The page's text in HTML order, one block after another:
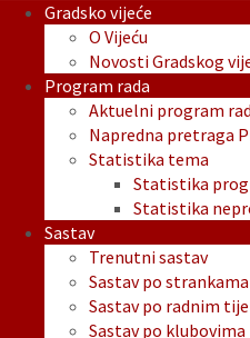
Gradsko vijeće
O Vijeću
Novosti Gradskog
Program rada
Aktuelni program
Napredna pretraga
Statistika tema
Statistika
Statistika
Sastav
Trenutni sastav
Sastav po strankama
Sastav po radnim
Sastav po klubovima